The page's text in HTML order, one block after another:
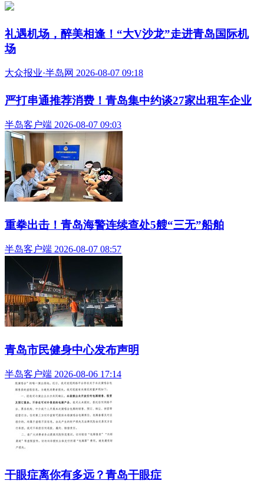
体育文化有限公司赛事开发战略合作副总经理刘守涛在采访中
说道。
张纯全和沈金秋，感谢组委会，夫妇俩表示，由组委会颁
发的纪念奖牌，是他们人生中最有意义的奖牌。同时，从心内
议。他认为，马拉松严格意义上属于极限运动，对人体机能是
极大的考验。平时锻炼不足或存在基础疾病的人群，尤其需要
谨慎对待。有冠心病、高血压等基础疾病的跑者，在参赛前最
好能去医院心内科做一次运动平板实验，或者进行心肺功能测
试。张纯全说，“确保自己能够健康、顺利地完成比赛，才是
提醒：马拉松是一项挑战自我、突破极限的运动，但更是一项
需要敬畏生命、量力而行的运动。平安，永远比成绩重要。
在那一场四月的奔跑中，张纯全和沈金秋没有冲过终点
线。但他们转身的方向，却指向了另一条终点——医者仁心，
是人性最温暖的归途。他们没有赢得比赛，却赢得了比奖牌更
珍贵的东西：一个陌生人的生命，以及一座城市的敬意。
(半岛全媒体记者 王悦）
阅读 (27254)